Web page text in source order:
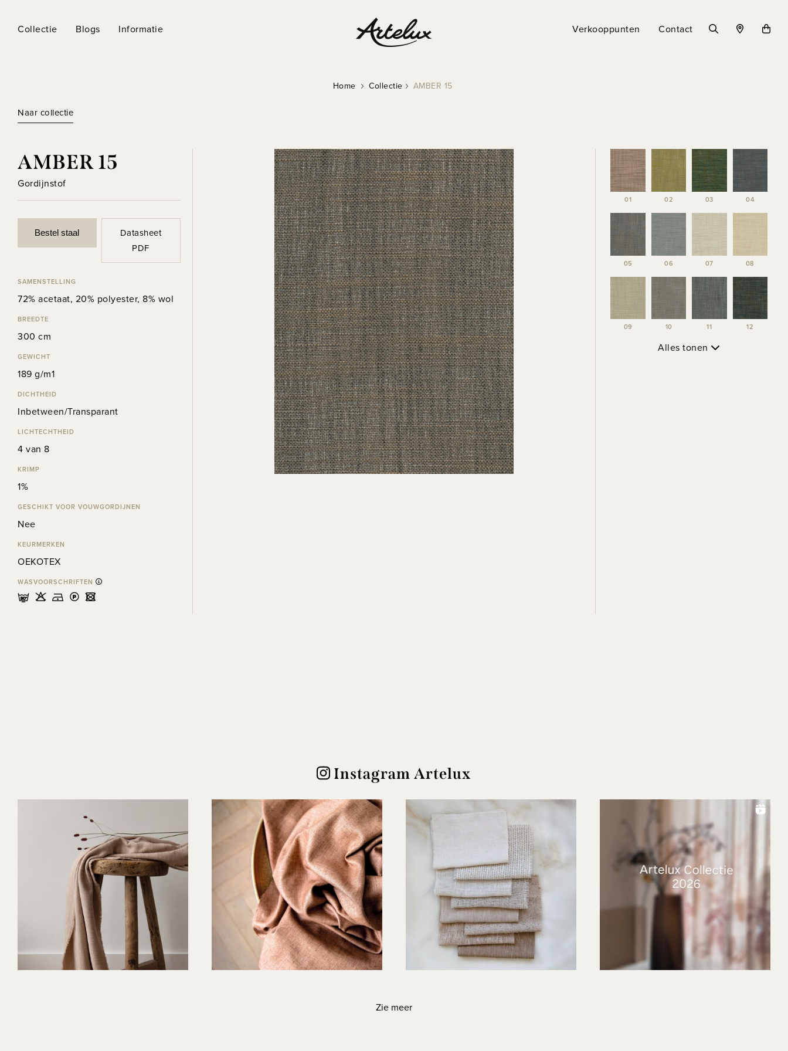
Collectie Blogs Informatie Verkooppunten Contact
Home Collectie AMBER 15
Naar collectie
AMBER 15
Gordijnstof
Bestel staal
Datasheet
PDF
SAMENSTELLING
72% acetaat, 20% polyester, 8% wol
BREEDTE
300 cm
GEWICHT
189 g/m1
DICHTHEID
Inbetween/Transparant
LICHTECHTHEID
4 van 8
KRIMP
1%
GESCHIKT VOOR VOUWGORDIJNEN
Nee
KEURMERKEN
OEKOTEX
WASVOORSCHRIFTEN
mHDLU
01 02 03 04
05 06 07 08
09 10 11 12
Alles tonen
Instagram Artelux
Zie meer